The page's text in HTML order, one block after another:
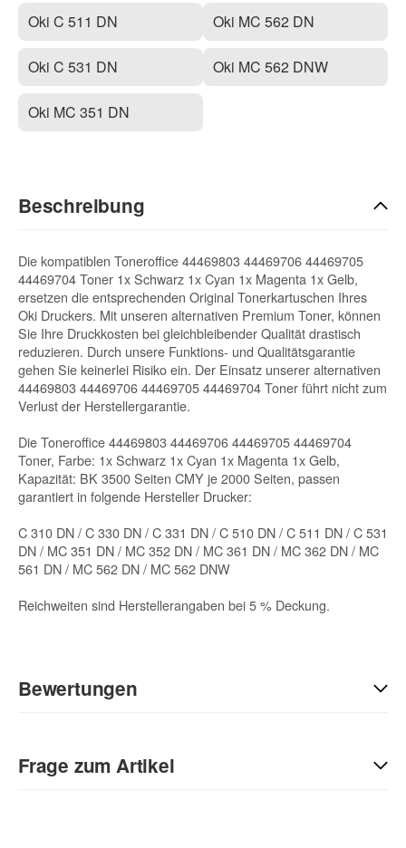
Oki C 511 DN
Oki C 531 DN
Oki MC 351 DN
Oki MC 562 DN
Oki MC 562 DNW
Beschreibung
Die kompatiblen Toneroffice 44469803 44469706 44469705
44469704 Toner 1x Schwarz 1x Cyan 1x Magenta 1x Gelb,
ersetzen die entsprechenden Original Tonerkartuschen Ihres
Oki Druckers. Mit unseren alternativen Premium Toner, können
Sie Ihre Druckkosten bei gleichbleibender Qualität drastisch
reduzieren. Durch unsere Funktions- und Qualitätsgarantie
gehen Sie keinerlei Risiko ein. Der Einsatz unserer alternativen
44469803 44469706 44469705 44469704 Toner führt nicht zum
Verlust der Herstellergarantie.
Die Toneroffice 44469803 44469706 44469705 44469704
Toner, Farbe: 1x Schwarz 1x Cyan 1x Magenta 1x Gelb,
Kapazität: BK 3500 Seiten CMY je 2000 Seiten, passen
garantiert in folgende Hersteller Drucker:
C 310 DN / C 330 DN / C 331 DN / C 510 DN / C 511 DN / C 531
DN / MC 351 DN / MC 352 DN / MC 361 DN / MC 362 DN / MC
561 DN / MC 562 DN / MC 562 DNW
Reichweiten sind Herstellerangaben bei 5 % Deckung.
Bewertungen
Sie Anderen bei der Kaufentscheidung:
Frage zum Artikel